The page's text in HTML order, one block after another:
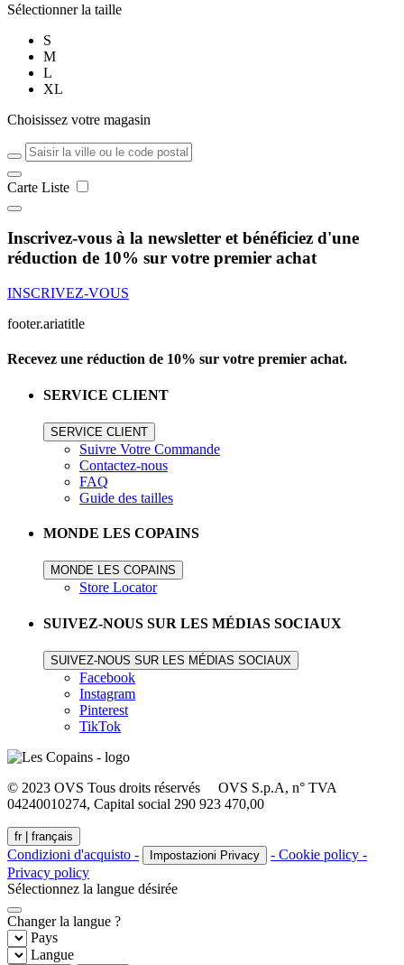
Sélectionner la taille
S
M
L
XL
Choisissez votre magasin
Carte Liste
Inscrivez-vous à la newsletter et bénéficiez d'une
réduction de 10% sur votre premier achat
INSCRIVEZ-VOUS
footer.ariatitle
Recevez une réduction de 10% sur votre premier achat.
SERVICE CLIENT
SERVICE CLIENT
Suivre Votre Commande
Contactez-nous
FAQ
Guide des tailles
MONDE LES COPAINS
MONDE LES COPAINS
Store Locator
SUIVEZ-NOUS SUR LES MÉDIAS SOCIAUX
SUIVEZ-NOUS SUR LES MÉDIAS SOCIAUX
Facebook
Instagram
Pinterest
TikTok
© 2023 OVS Tous droits réservés OVS S.p.A, n° TVA
04240010274, Capital social 290 923 470,00
fr | français
Condizioni d'acquisto - Impostazioni Privacy
- Cookie policy -
Privacy policy
Sélectionnez la langue désirée
Changer la langue ?
Pays
Langue